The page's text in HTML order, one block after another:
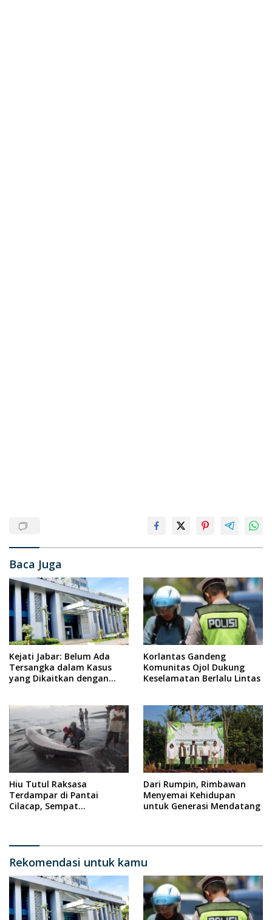
Baca Juga
Kejati Jabar: Belum Ada
Tersangka dalam Kasus
yang Dikaitkan dengan
Korlantas Gandeng
Komunitas Ojol Dukung
Keselamatan Berlalu Lintas
Hiu Tutul Raksasa
Terdampar di Pantai
Cilacap, Sempat
Dari Rumpin, Rimbawan
Menyemai Kehidupan
untuk Generasi Mendatang
Rekomendasi untuk kamu